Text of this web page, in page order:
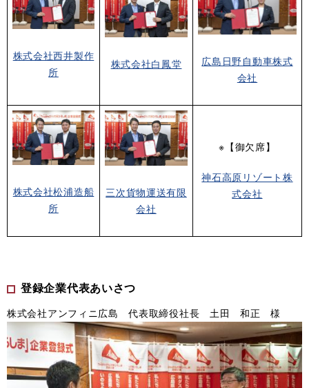
株式会社西井製作
所
株式会社白鳳堂
広島日野自動車株式
会社
株式会社松浦造船
所
三次貨物運送有限
会社
※【御欠席】
神石高原リゾート株
式会社
登録企業代表あいさつ
株式会社アンフィニ広島 代表取締役社長 土田 和正 様